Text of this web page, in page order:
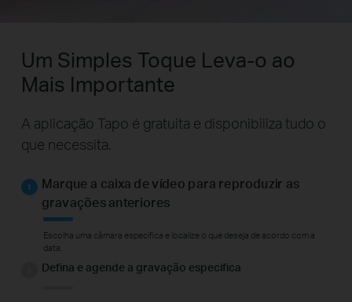
Um Simples Toque Leva-o ao
Mais Importante
A aplicação Tapo é gratuita e disponibiliza tudo o
que necessita.
Marque a caixa de vídeo para reproduzir as
gravações anteriores
Escolha uma câmara específica e localize o que deseja de acordo com a
data.
Defina e agende a gravação especifica